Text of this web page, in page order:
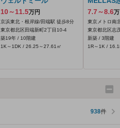
10～11.5万円
京浜東北・根岸線/田端駅 徒歩8分
東京都北区田端新町2丁目10-4
築19年 / 10階建
1K～1DK / 26.25～27.61㎡
7.7～8.6
東京メトロ南
東京都北区志
新築 / 3階建
1R～1K /
938件